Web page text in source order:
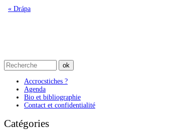
« Drápa
Accrocstiches ?
Agenda
Bio et bibliographie
Contact et confidentialité
Catégories